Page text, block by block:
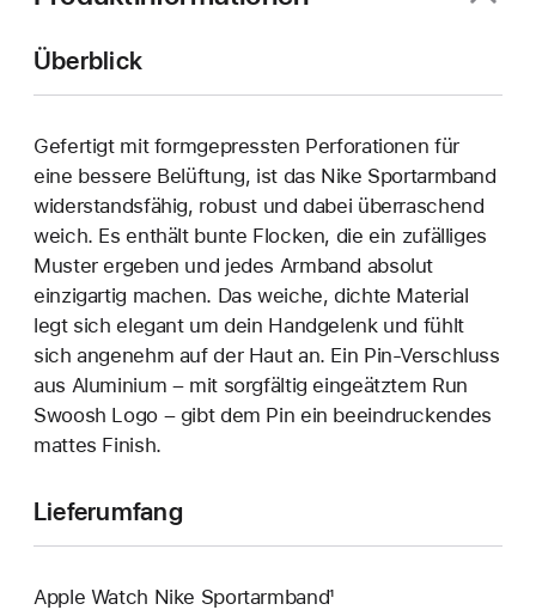
Überblick
Gefertigt mit formgepressten Perforationen für
eine bessere Belüftung, ist das Nike Sportarmband
widerstandsfähig, robust und dabei überraschend
weich. Es enthält bunte Flocken, die ein zufälliges
Muster ergeben und jedes Armband absolut
einzigartig machen. Das weiche, dichte Material
legt sich elegant um dein Handgelenk und fühlt
sich angenehm auf der Haut an. Ein Pin-Verschluss
aus Aluminium – mit sorgfältig eingeätztem Run
Swoosh Logo – gibt dem Pin ein beeindruckendes
mattes Finish.
Lieferumfang
Apple Watch Nike Sportarmband¹